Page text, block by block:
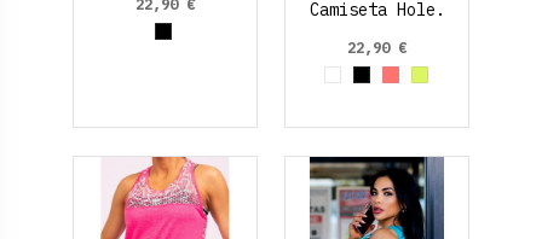
22,90 €
Negro
Camiseta Hole.
22,90 €
Blanco
NegroRosa Fluor
Amarillo